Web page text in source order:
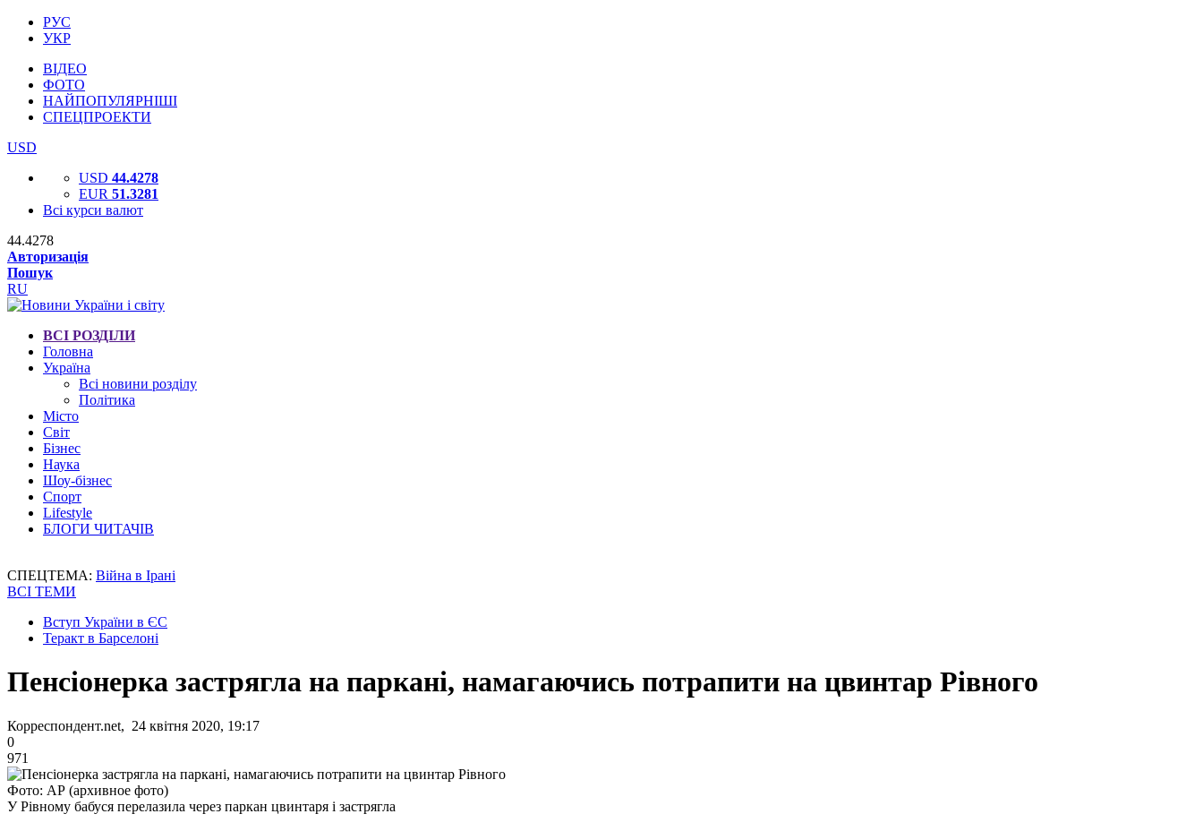
РУС
УКР
ВІДЕО
ФОТО
НАЙПОПУЛЯРНІШІ
СПЕЦПРОЕКТИ
USD
USD 44.4278
EUR 51.3281
Всі курси валют
44.4278
Авторизація
Пошук
RU
ВСІ РОЗДІЛИ
Головна
Україна
Всі новини розділу
Політика
Місто
Світ
Бізнес
Наука
Шоу-бізнес
Спорт
Lifestyle
БЛОГИ ЧИТАЧІВ
СПЕЦТЕМА: Війна в Ірані
ВСІ ТЕМИ
Вступ України в ЄС
Теракт в Барселоні
Пенсіонерка застрягла на паркані, намагаючись потрапити на цвинтар Рівного
Корреспондент.net, 24 квітня 2020, 19:17
0
971
Фото: АР (архивное фото)
У Рівному бабуся перелазила через паркан цвинтаря і застрягла